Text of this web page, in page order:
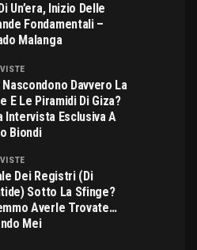
Un’era, Inizio Delle
Fondamentali –
Malanga
Nascondono Davvero La
E Le Piramidi Di Giza?
Intervista Esclusiva A
Biondi
Dei Registri (di
Sotto La Sfinge?
Averle Trovate…
Mei